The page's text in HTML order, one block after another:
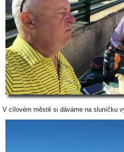
V cílovém městě si dáváme na sluníčku